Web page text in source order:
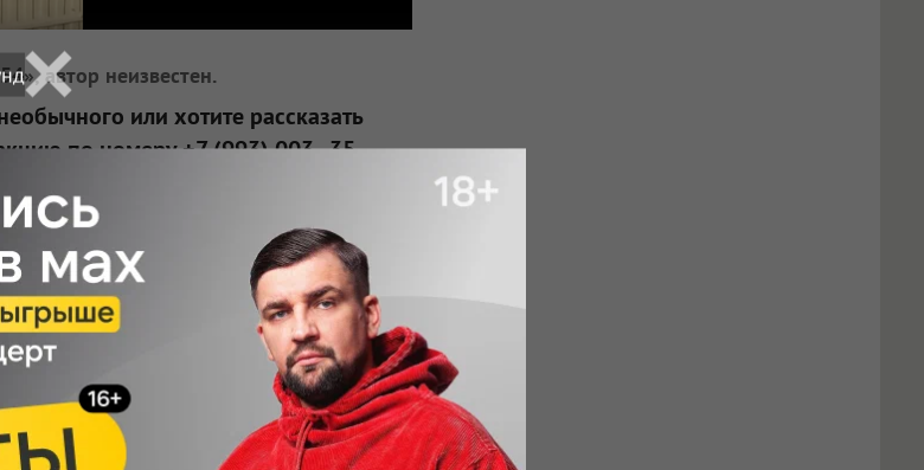
автор неизвестен.
или хотите рассказать
по номеру +7 (993) 003–35–
,Дзен ВКонтакте,
с Om1 в «Макс» Подписаться